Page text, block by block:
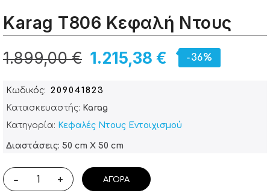
Karag T806 Κεφαλή Ντους
1.215,38 €
1.899,00 € -36%
Κωδικός
209041823
Κατασκευαστής: Karag
Κατηγορία: Κεφαλές Ντους Εντοιχισμού
Διαστάσεις: 50 cm X 50 cm
- + ΑΓΟΡΆ